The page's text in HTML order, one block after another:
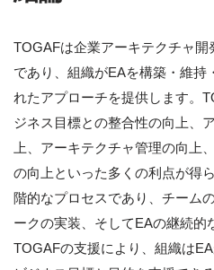
TOGAFは企業アーキテクチャ
であり、組織がEAを構築・維持
れたアプローチを提供します。
ジネス目標との整合性の向上、
上、アーキテクチャ管理の向上
の向上といった多くの利点が得
階的なプロセスであり、チーム
ークの実装、そしてEAの継続的
TOGAFの支援により、組織は